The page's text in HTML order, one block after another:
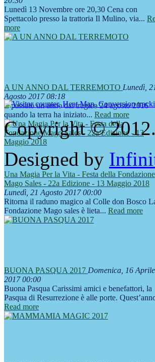
Lunedì 13 Novembre ore 20,30 Cena con
Spettacolo presso la trattoria Il Mulino, via...
more
A UN ANNO DAL TERREMOTO Lunedì,
Agosto 2017 08:18
È passato un anno dal tragico 24 agosto 2016
quando la terra ha iniziato... Read more
Una Magia Per la Vita - Festa della Fondazione
Mago Sales - 22a Edizione - 13 Maggio 2018
Lunedì, 21 Agosto 2017 00:00
Ritorna il raduno magico al Colle don Bosco
Fondazione Mago sales è lieta... Read more
BUONA PASQUA 2017 Domenica, 16 Aprile
2017 00:00
Buona Pasqua Carissimi amici e benefattori, la
Pasqua di Resurrezione è alle porte.
Read more
Copyright ©
Designed by